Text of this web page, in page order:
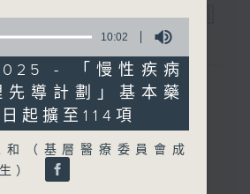
調查康文署三項圖
17:00 - 18:00)
人數參差 申訴專員主動
圖書館服務
布《預防工作時中暑指
查結果
10:02
- 「慢性疾病
先導計劃」基本藥
起擴至114項
和（基層醫療委員會成
）